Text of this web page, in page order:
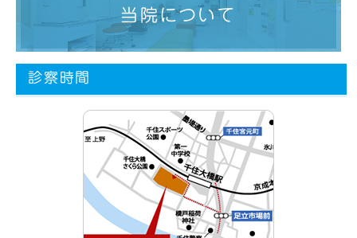
当院について
診察時間